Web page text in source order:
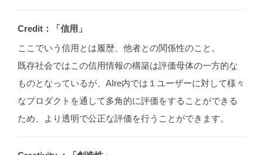
Credit：「信用」
ここでいう信用とは履歴、他者との関係性のこと。
既存社会ではこの信用情報の構築は評価母体の一方的な
ものとなっているが、AIre内では１ユーザーに対して様々
なプロダクトを通して多角的に評価をすることができる
ため、より透明で公正な評価を行うことができます。